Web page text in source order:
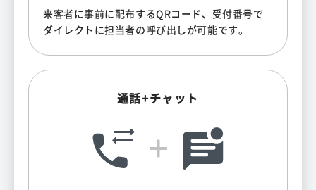
来客者に事前に配布するQRコード、受付番号で
ダイレクトに担当者の呼び出しが可能です。
通話+チャット